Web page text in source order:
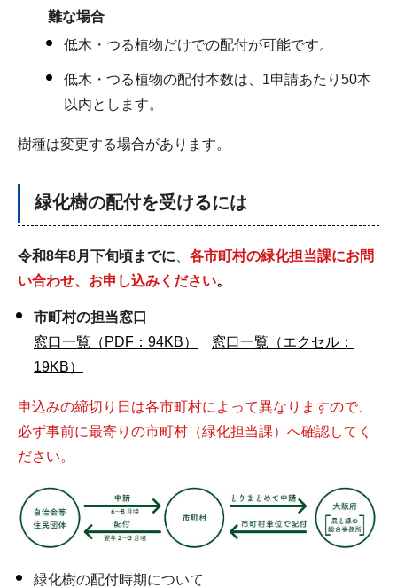
難な場合
低木・つる植物だけでの配付が可能です。
低木・つる植物の配付本数は、1申請あたり50本
以内とします。
樹種は変更する場合があります。
緑化樹の配付を受けるには
令和8年8月下旬頃までに
各市町村の緑化担当課にお問
い合わせ、お申し込みください。
市町村の担当窓口
窓口一覧（PDF：94KB）
窓口一覧（エクセル：
19KB）
申込みの締切り日は各市町村によって異なりますので、
必ず事前に最寄りの市町村（緑化担当課）へ確認してく
ださい。
緑化樹の配付時期について